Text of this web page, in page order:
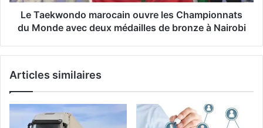
deux
médailles
Nairobi
Le Taekwondo marocain ouvre les Championnats
du Monde avec deux médailles de bronze à Nairobi
Articles similaires